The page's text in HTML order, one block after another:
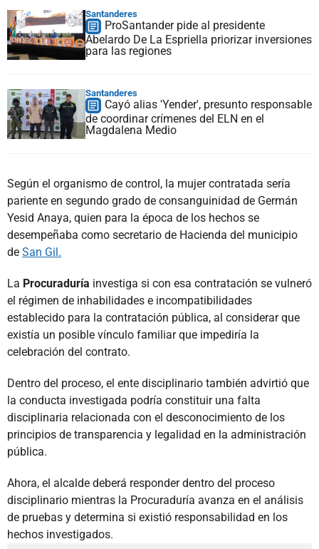
Santanderes
ProSantander pide al presidente
Abelardo De La Espriella priorizar inversiones
para las regiones
Santanderes
Cayó alias 'Yender', presunto responsable
de coordinar crímenes del ELN en el
Magdalena Medio
Según el organismo de control, la mujer contratada sería
pariente en segundo grado de consanguinidad de Germán
Yesid Anaya, quien para la época de los hechos se
desempeñaba como secretario de Hacienda del municipio
de San Gil.
La Procuraduría investiga si con esa contratación se vulneró
el régimen de inhabilidades e incompatibilidades
establecido para la contratación pública, al considerar que
existía un posible vínculo familiar que impediría la
celebración del contrato.
Dentro del proceso, el ente disciplinario también advirtió que
la conducta investigada podría constituir una falta
disciplinaria relacionada con el desconocimiento de los
principios de transparencia y legalidad en la administración
pública.
Ahora, el alcalde deberá responder dentro del proceso
disciplinario mientras la Procuraduría avanza en el análisis
de pruebas y determina si existió responsabilidad en los
hechos investigados.